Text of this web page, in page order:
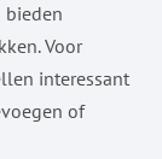
bieden
Voor
interessant
of